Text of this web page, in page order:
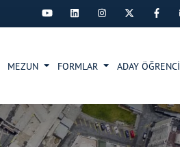
MEZUN FORMLAR ADAY ÖĞRENCİ